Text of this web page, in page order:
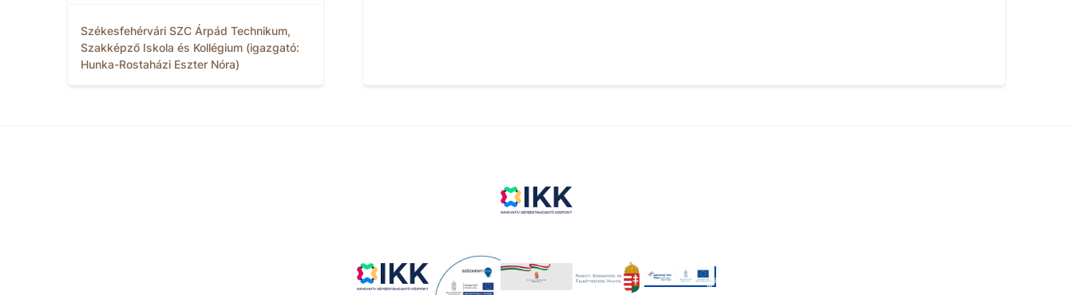
Székesfehérvári SZC Árpád Technikum,
Szakképző Iskola és Kollégium (igazgató:
Hunka-Rostaházi Eszter Nóra)